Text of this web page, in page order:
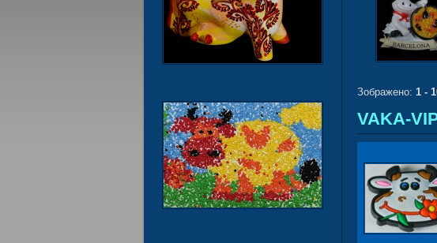
Зображено: 1 -
VAKA-